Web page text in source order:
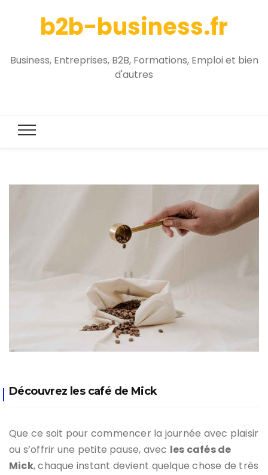
b2b-business.fr
Business, Entreprises, B2B, Formations, Emploi et bien
d'autres
Découvrez les café de Mick
Que ce soit pour commencer la journée avec plaisir
ou s’offrir une petite pause, avec les cafés de
Mick, chaque instant devient quelque chose de très